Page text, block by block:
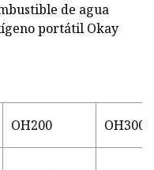
de agua
portátil Okay
OH200 OH300